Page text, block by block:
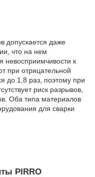
допускается даже
что на нем
невосприимчивости к
при отрицательной
до 1,8 раз, поэтому при
риск разрывов,
Оба типа материалов
для сварки
PIRRO